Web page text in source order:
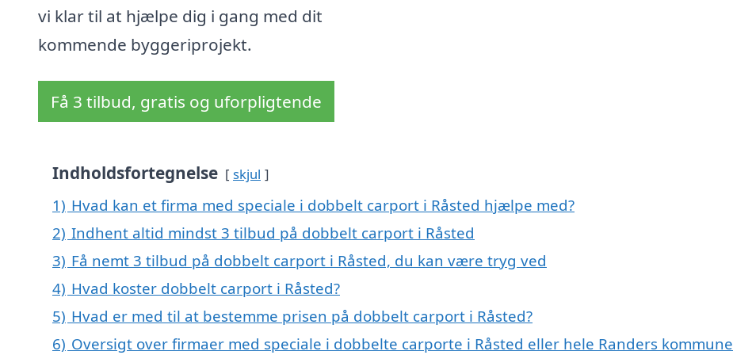
vi klar til at hjælpe dig i gang med dit
kommende byggeriprojekt.
Få 3 tilbud, gratis og uforpligtende
Indholdsfortegnelse skjul
1) Hvad kan et firma med speciale i dobbelt carport i Råsted hjælpe med?
2) Indhent altid mindst 3 tilbud på dobbelt carport i Råsted
3) Få nemt 3 tilbud på dobbelt carport i Råsted, du kan være tryg ved
4) Hvad koster dobbelt carport i Råsted?
5) Hvad er med til at bestemme prisen på dobbelt carport i Råsted?
6) Oversigt over firmaer med speciale i dobbelte carporte i Råsted eller hele Randers kommune